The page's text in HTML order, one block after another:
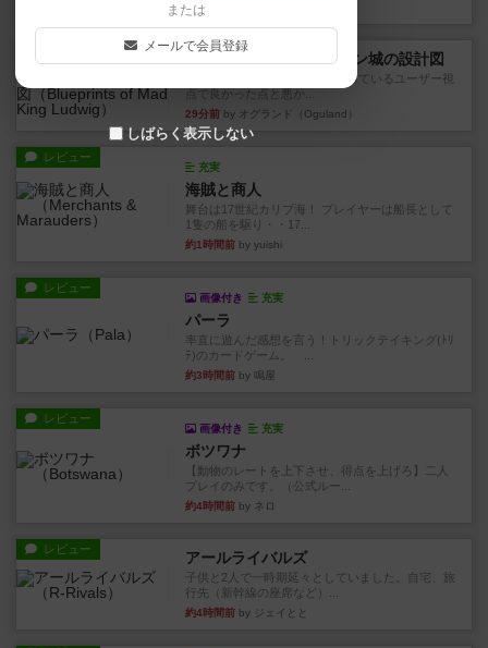
26分前
ノイシュヴァンシュタイン城の設計図
ボードゲームを1,000個以上持っているユーザー視
点で良かった点と悪か...
29分前 by オグランド（Oguland）
レビュー
充実
海賊と商人
舞台は17世紀カリブ海！ プレイヤーは船長として
1隻の船を駆り・・17...
約1時間前 by yuishi
レビュー
画像付き 充実
パーラ
率直に遊んだ感想を言う！トリックテイキング(ﾄﾘ
ﾃ)のカードゲーム。 ...
約3時間前 by 鳴屋
レビュー
画像付き 充実
ボツワナ
【動物のレートを上下させ、得点を上げろ】二人
プレイのみです。（公式ルー...
約4時間前 by ネロ
レビュー アールライバルズ
子供と2人で一時期延々としていました。自宅、旅
行先（新幹線の座席など）...
約4時間前 by ジェイとと
または
メールで会員登録
しばらく表示しない